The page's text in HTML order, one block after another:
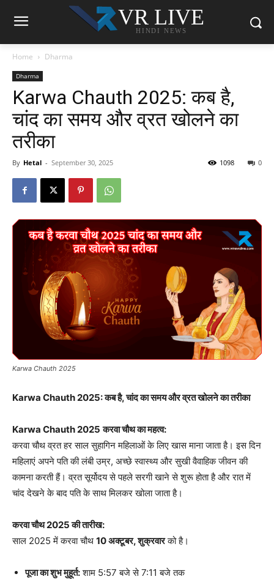
VR LIVE
HINDI NEWS
Home Dharma
Dharma
Karwa Chauth 2025: कब है,
चांद का समय और व्रत खोलने का
तरीका
By Hetal - September 30, 2025 0
1098
Karwa Chauth 2025
Karwa Chauth 2025: कब है, चांद का समय और व्रत खोलने का तरीका
Karwa Chauth 2025 करवा चौथ का महत्व:
करवा चौथ व्रत हर साल सुहागिन महिलाओं के लिए खास माना जाता है। इस दिन
महिलाएं अपने पति की लंबी उम्र, अच्छे स्वास्थ्य और सुखी वैवाहिक जीवन की
कामना करती हैं। व्रत सूर्योदय से पहले सरगी खाने से शुरू होता है और रात में
चांद देखने के बाद पति के साथ मिलकर खोला जाता है।
करवा चौथ 2025 की तारीख:
साल 2025 में करवा चौथ 10 अक्टूबर, शुक्रवारको है।
पूजा का शुभ मुहूर्त:शाम 5:57 बजे से 7:11 बजे तक